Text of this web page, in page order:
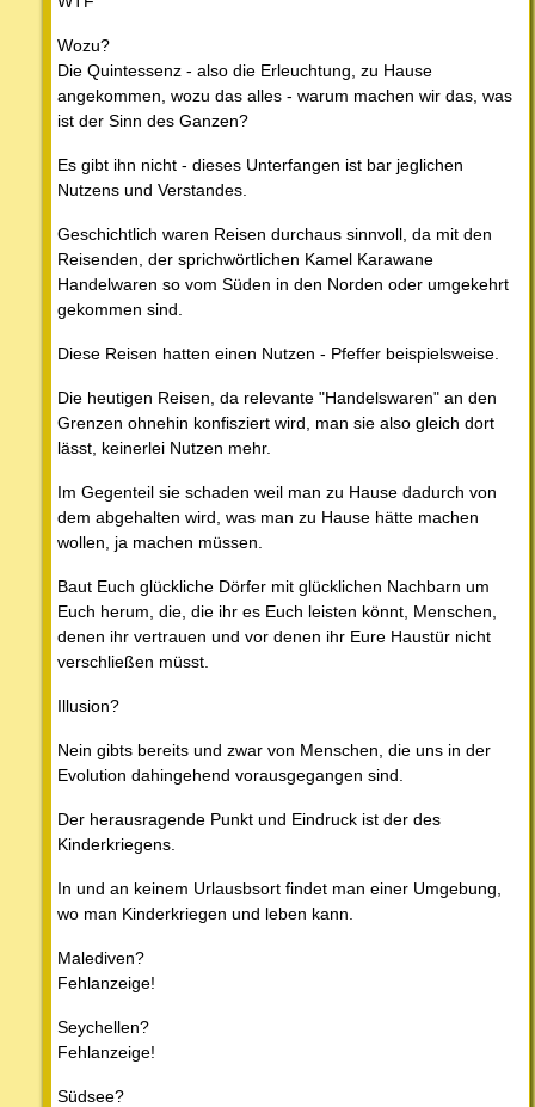
Wozu?
Die Quintessenz - also die Erleuchtung, zu Hause
angekommen, wozu das alles - warum machen wir das, was
ist der Sinn des Ganzen?
Es gibt ihn nicht - dieses Unterfangen ist bar jeglichen
Nutzens und Verstandes.
Geschichtlich waren Reisen durchaus sinnvoll, da mit den
Reisenden, der sprichwörtlichen Kamel Karawane
Handelwaren so vom Süden in den Norden oder umgekehrt
gekommen sind.
Diese Reisen hatten einen Nutzen - Pfeffer beispielsweise.
Die heutigen Reisen, da relevante "Handelswaren" an den
Grenzen ohnehin konfisziert wird, man sie also gleich dort
lässt, keinerlei Nutzen mehr.
Im Gegenteil sie schaden weil man zu Hause dadurch von
dem abgehalten wird, was man zu Hause hätte machen
wollen, ja machen müssen.
Baut Euch glückliche Dörfer mit glücklichen Nachbarn um
Euch herum, die, die ihr es Euch leisten könnt, Menschen,
denen ihr vertrauen und vor denen ihr Eure Haustür nicht
verschließen müsst.
Illusion?
Nein gibts bereits und zwar von Menschen, die uns in der
Evolution dahingehend vorausgegangen sind.
Der herausragende Punkt und Eindruck ist der des
Kinderkriegens.
In und an keinem Urlausbsort findet man einer Umgebung,
wo man Kinderkriegen und leben kann.
Malediven?
Fehlanzeige!
Seychellen?
Fehlanzeige!
Südsee?